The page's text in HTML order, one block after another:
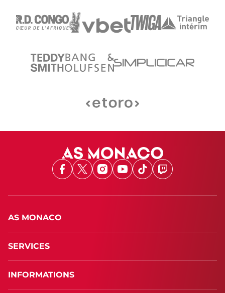
Facebook
X Instagram
Youtube
TikTokTwitch
AS MONACO
SERVICES
INFORMATIONS